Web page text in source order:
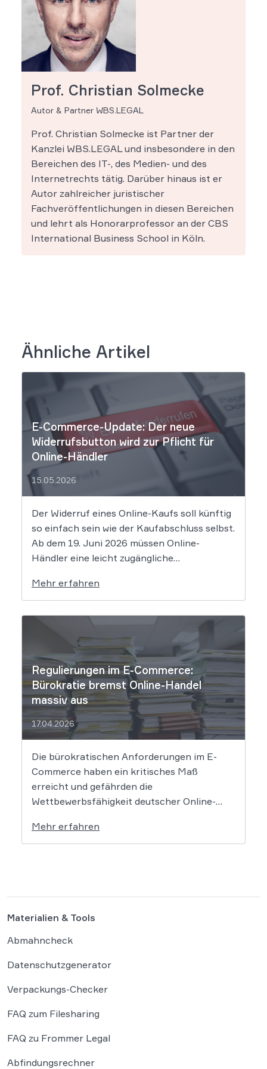
Prof. Christian Solmecke
Autor & Partner WBS.LEGAL
Prof. Christian Solmecke ist Partner der
Kanzlei WBS.LEGAL und insbesondere in den
Bereichen des IT-, des Medien- und des
Internetrechts tätig. Darüber hinaus ist er
Autor zahlreicher juristischer
Fachveröffentlichungen in diesen Bereichen
und lehrt als Honorarprofessor an der CBS
International Business School in Köln.
Ähnliche Artikel
E-Commerce-Update: Der neue
Widerrufsbutton wird zur Pflicht für
Online-Händler
15.05.2026
Der Widerruf eines Online-Kaufs soll künftig
so einfach sein wie der Kaufabschluss selbst.
Ab dem 19. Juni 2026 müssen Online-
Händler eine leicht zugängliche
sogenannten Widerrufsbutton. Wir erklären,
was Shop-Betreiber jetzt umsetzen müssen,
um Abmahnungen zu vermeiden. Bisher
Widerrufsbelehrung über […]
Mehr erfahren
Regulierungen im E-Commerce:
Bürokratie bremst Online-Handel
massiv aus
17.04.2026
Die bürokratischen Anforderungen im E-
Commerce haben ein kritisches Maß
erreicht und gefährden die
Wettbewerbsfähigkeit deutscher Online-
Händlerbundes belegt, dass nahezu alle
befragten Unternehmen unter der
wahrgenommen. Der Online-Handel sieht
sich mit einer […]
Mehr erfahren
Materialien & Tools
Abmahncheck
Datenschutzgenerator
Verpackungs-Checker
FAQ zum Filesharing
FAQ zu Frommer Legal
Abfindungsrechner